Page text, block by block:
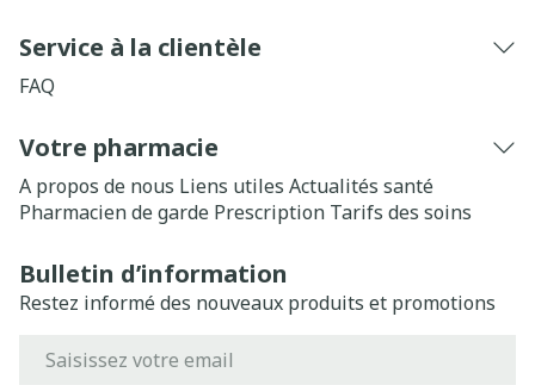
Service à la clientèle
FAQ
Votre pharmacie
A propos de nous Liens utiles Actualités santé
Pharmacien de garde Prescription Tarifs des soins
Bulletin d’information
Restez informé des nouveaux produits et promotions